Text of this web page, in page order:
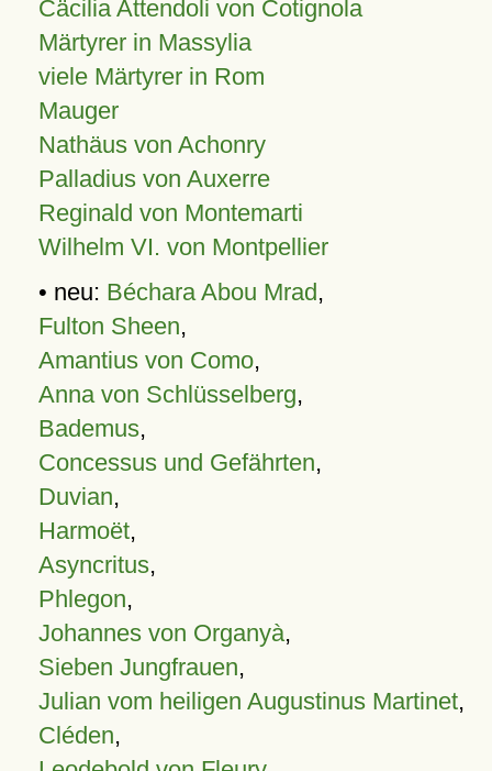
Cäcilia Attendoli von Cotignola
Märtyrer in Massylia
viele Märtyrer in Rom
Mauger
Nathäus von Achonry
Palladius von Auxerre
Reginald von Montemarti
Wilhelm VI. von Montpellier
• neu: Béchara Abou Mrad,
Fulton Sheen,
Amantius von Como,
Anna von Schlüsselberg,
Bademus,
Concessus und Gefährten,
Duvian,
Harmoët,
Asyncritus,
Phlegon,
Johannes von Organyà,
Sieben Jungfrauen,
Julian vom heiligen Augustinus Martinet,
Cléden,